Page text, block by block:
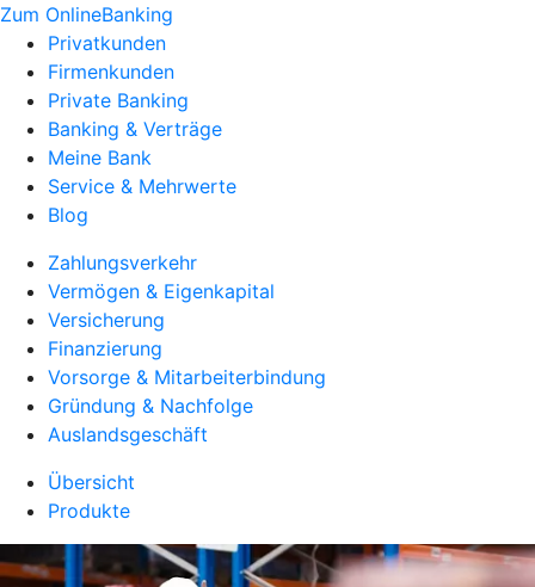
Zum OnlineBanking
Privatkunden
Firmenkunden
Private Banking
Banking & Verträge
Meine Bank
Service & Mehrwerte
Blog
Zahlungsverkehr
Vermögen & Eigenkapital
Versicherung
Finanzierung
Vorsorge & Mitarbeiterbindung
Gründung & Nachfolge
Auslandsgeschäft
Übersicht
Produkte